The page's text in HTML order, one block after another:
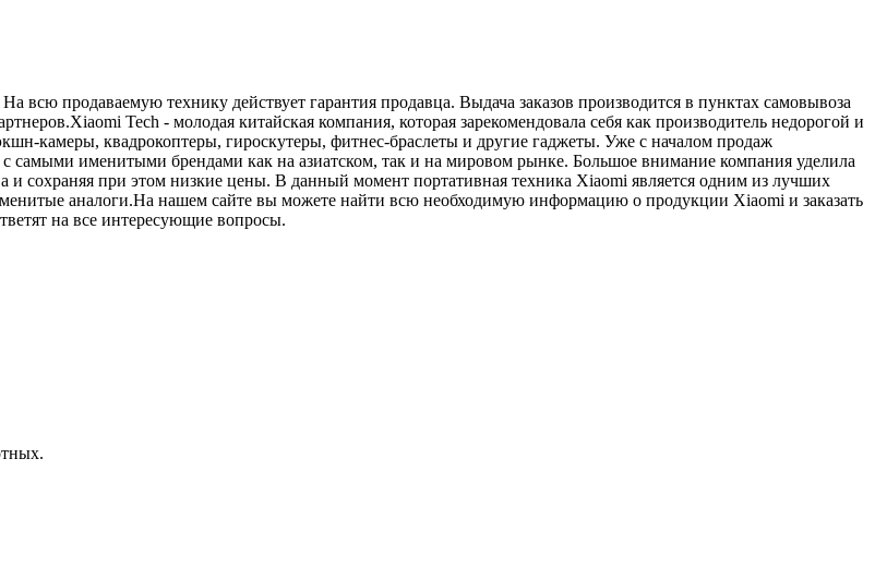
продаваемую технику действует гарантия продавца. Выдача заказов производится в пунктах самовывоза
Tech - молодая китайская компания, которая зарекомендовала себя как производитель недорогой и
камеры, квадрокоптеры, гироскутеры, фитнес-браслеты и другие гаджеты. Уже с началом продаж
самыми именитыми брендами как на азиатском, так и на мировом рынке. Большое внимание компания уделила
и сохраняя при этом низкие цены. В данный момент портативная техника Xiaomi является одним из лучших
аналоги.На нашем сайте вы можете найти всю необходимую информацию о продукции Xiaomi и заказать
на все интересующие вопросы.